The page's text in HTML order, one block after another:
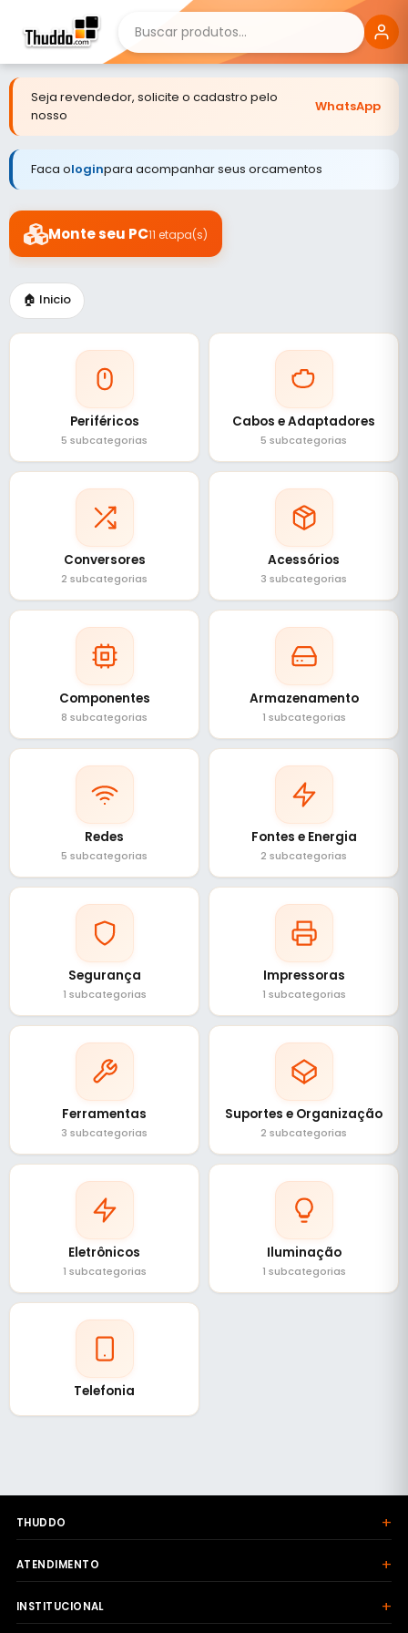
Seja revendedor, solicite o cadastro pelo
nosso
WhatsApp
Faca ologinpara acompanhar seus orcamentos
Monte seu PC11 etapa(s)
🏠 Inicio
Periféricos
5 subcategorias
Cabos e Adaptadores
5 subcategorias
Conversores
2 subcategorias
Acessórios
3 subcategorias
Componentes
8 subcategorias
Armazenamento
1 subcategorias
Redes
5 subcategorias
Fontes e Energia
2 subcategorias
Segurança
1 subcategorias
Impressoras
1 subcategorias
Ferramentas
3 subcategorias
Suportes e Organização
2 subcategorias
Eletrônicos
1 subcategorias
Iluminação
1 subcategorias
Telefonia
THUDDO +
ATENDIMENTO +
INSTITUCIONAL +